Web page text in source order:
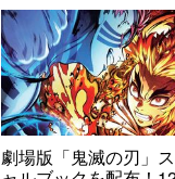
劇場版「鬼滅の刃」